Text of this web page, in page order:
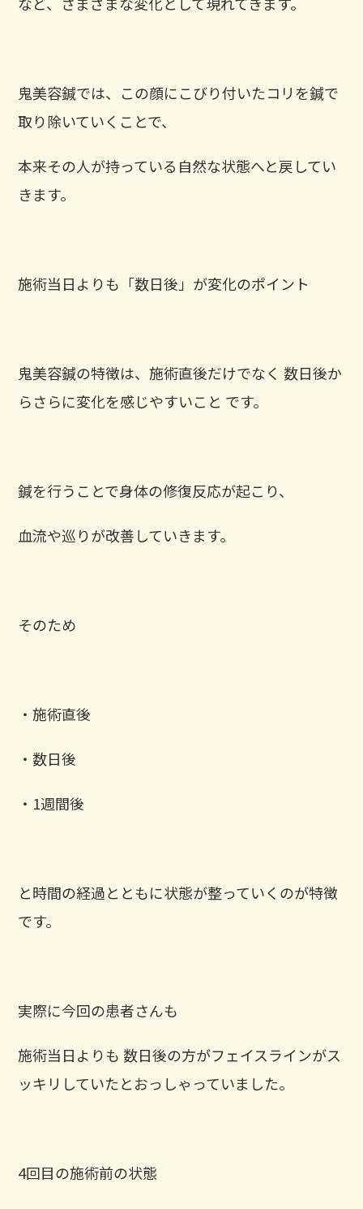
鬼美容鍼では、この顔にこびり付いたコリを鍼で
取り除いていくことで、
本来その人が持っている自然な状態へと戻してい
きます。
施術当日よりも「数日後」が変化のポイント
鬼美容鍼の特徴は、施術直後だけでなく 数日後か
らさらに変化を感じやすいこと です。
鍼を行うことで身体の修復反応が起こり、
血流や巡りが改善していきます。
そのため
・施術直後
・数日後
・1週間後
と時間の経過とともに状態が整っていくのが特徴
です。
実際に今回の患者さんも
施術当日よりも 数日後の方がフェイスラインがス
ッキリしていたとおっしゃっていました。
4回目の施術前の状態